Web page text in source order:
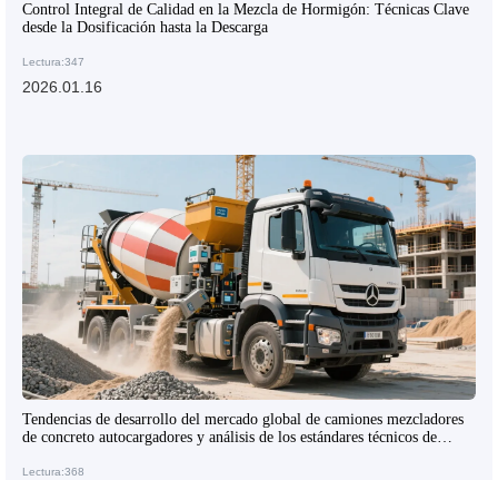
Control Integral de Calidad en la Mezcla de Hormigón: Técnicas Clave
desde la Dosificación hasta la Descarga
Lectura:347
2026.01.16
Tendencias de desarrollo del mercado global de camiones mezcladores
de concreto autocargadores y análisis de los estándares técnicos de
Lectura:368